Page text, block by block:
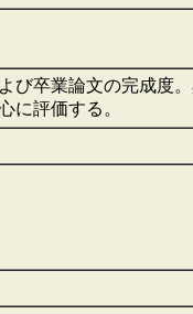
び卒業論文の完成度
に評価する。